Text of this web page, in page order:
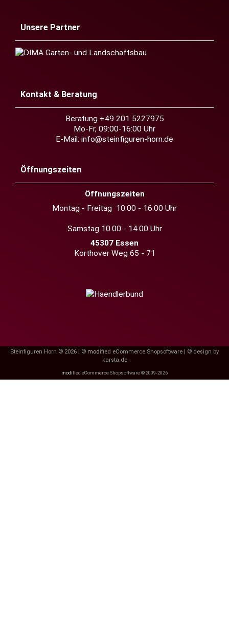
Unsere Partner
Kontakt & Beratung
Beratung +49 201 5227975
Mo-Fr, 09:00-16:00 Uhr
E-Mail: info@steinfiguren-horn.de
Öffnungszeiten
Öffnungszeiten
Montag - Freitag 10.00 - 16.00 Uhr
Samstag 10.00 - 14.00 Uhr
45307 Essen
Korthover Weg 65 - 71
Steinfiguren Horn © 2026 | © modified eCommerce Shopsoftware | © design by
karsta.de
modified eCommerce Shopsoftware © 2009-2026